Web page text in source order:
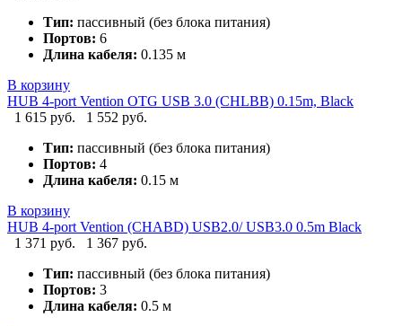
Тип: пассивный (без блока питания)
Портов: 6
Длина кабеля: 0.135 м
В корзину
HUB 4-port Vention OTG USB 3.0 (CHLBB) 0.15m, Black
1 615 руб.
1 552 руб.
Тип: пассивный (без блока питания)
Портов: 4
Длина кабеля: 0.15 м
В корзину
HUB 4-port Vention (CHABD) USB2.0/ USB3.0 0.5m Black
1 371 руб.
1 367 руб.
Тип: пассивный (без блока питания)
Портов: 3
Длина кабеля: 0.5 м